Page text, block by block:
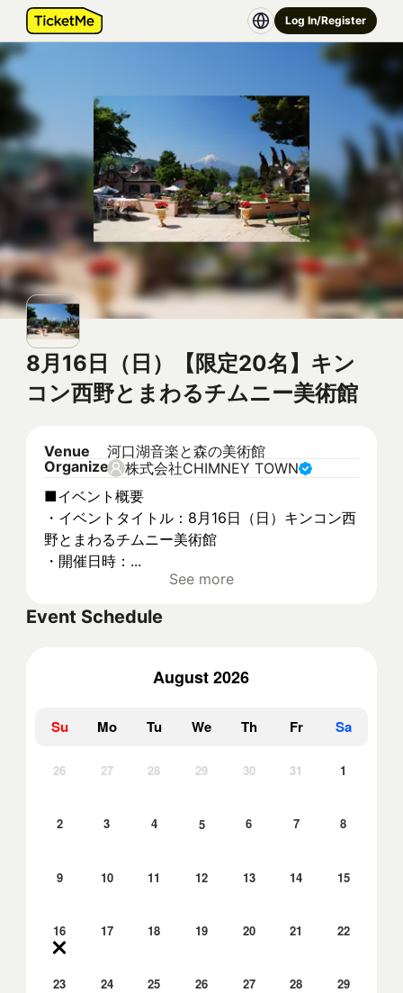
Log In/Register
8月16日（日）【限定20名】キン
コン西野とまわるチムニー美術館
Venue
河口湖音楽と森の美術館
Organizer 株式会社CHIMNEY TOWN
■イベント概要
・イベントタイトル：8月16日（日）キンコン西
野とまわるチムニー美術館
・開催日時：...
See more
Event Schedule
August 2026
Su Mo Tu We Th Fr Sa
26 27 28 29 30 31 1
2 3 4 5 6 7 8
9 10 11 12 13 14 15
16 17 18 19 20 21 22
23 24 25 26 27 28 29